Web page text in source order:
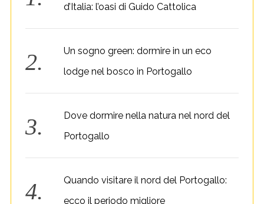
d’Italia: l’oasi di Guido Cattolica
Un sogno green: dormire in un eco
lodge nel bosco in Portogallo
Dove dormire nella natura nel nord del
Portogallo
Quando visitare il nord del Portogallo:
ecco il periodo migliore